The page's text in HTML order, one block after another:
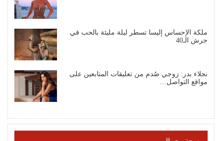
ملكة الإحساس إليسا تسطر ليلة مليئة بالحب في
جرش الـ40
نجلاء بدر: زوجي صُدم من تعليقات المتابعين على
مواقع التواصل…